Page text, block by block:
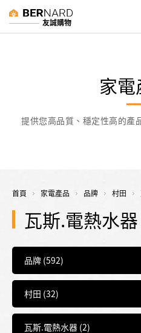
友誠購物
家
提供您高品質、穩定性高的產
首頁 家電產品 品牌 村田
瓦斯.電熱水器